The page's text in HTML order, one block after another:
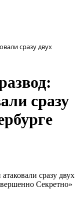
сразу двух
сразу